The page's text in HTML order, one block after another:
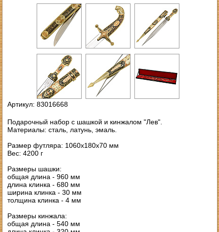
Артикул: 83016668
Подарочный набор с шашкой и кинжалом "Лев".
Материалы: сталь, латунь, эмаль.
Размер футляра: 1060х180х70 мм
Вес: 4200 г
Размеры шашки:
общая длина - 960 мм
длина клинка - 680 мм
ширина клинка - 30 мм
толщина клинка - 4 мм
Размеры кинжала:
общая длина - 540 мм